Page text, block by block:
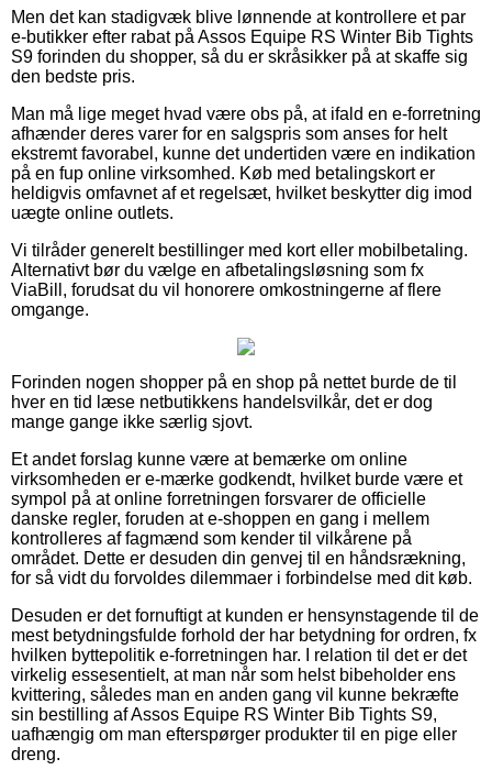
Men det kan stadigvæk blive lønnende at kontrollere et par
e-butikker efter rabat på Assos Equipe RS Winter Bib Tights
S9 forinden du shopper, så du er skråsikker på at skaffe sig
den bedste pris.
Man må lige meget hvad være obs på, at ifald en e-forretning
afhænder deres varer for en salgspris som anses for helt
ekstremt favorabel, kunne det undertiden være en indikation
på en fup online virksomhed. Køb med betalingskort er
heldigvis omfavnet af et regelsæt, hvilket beskytter dig imod
uægte online outlets.
Vi tilråder generelt bestillinger med kort eller mobilbetaling.
Alternativt bør du vælge en afbetalingsløsning som fx
ViaBill, forudsat du vil honorere omkostningerne af flere
omgange.
Forinden nogen shopper på en shop på nettet burde de til
hver en tid læse netbutikkens handelsvilkår, det er dog
mange gange ikke særlig sjovt.
Et andet forslag kunne være at bemærke om online
virksomheden er e-mærke godkendt, hvilket burde være et
sympol på at online forretningen forsvarer de officielle
danske regler, foruden at e-shoppen en gang i mellem
kontrolleres af fagmænd som kender til vilkårene på
området. Dette er desuden din genvej til en håndsrækning,
for så vidt du forvoldes dilemmaer i forbindelse med dit køb.
Desuden er det fornuftigt at kunden er hensynstagende til de
mest betydningsfulde forhold der har betydning for ordren, fx
hvilken byttepolitik e-forretningen har. I relation til det er det
virkelig essesentielt, at man når som helst bibeholder ens
kvittering, således man en anden gang vil kunne bekræfte
sin bestilling af Assos Equipe RS Winter Bib Tights S9,
uafhængig om man efterspørger produkter til en pige eller
dreng.